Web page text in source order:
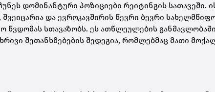
დომინანტური პოზიციები რეიტინგის სათავეში.
და ევროკავშირის წევრი ბევრი
წვდომას სთავაზობს. ეს ათწლეულების განმავლობაში
შეთანხმებების შედეგია, რომლებმაც მათი